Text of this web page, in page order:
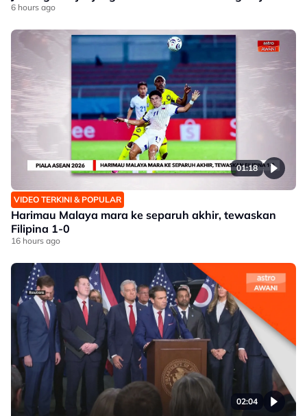
6 hours ago
01:18
VIDEO TERKINI & POPULAR
Harimau Malaya mara ke separuh akhir, tewaskan
Filipina 1-0
16 hours ago
02:04